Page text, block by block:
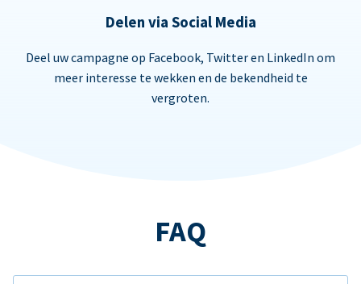
Delen via Social Media
Deel uw campagne op Facebook, Twitter en LinkedIn om
meer interesse te wekken en de bekendheid te
vergroten.
FAQ